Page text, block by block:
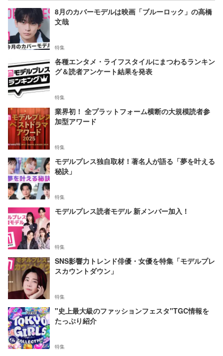
8月のカバーモデルは映画「ブルーロック」の高橋
文哉
特集
各種エンタメ・ライフスタイルにまつわるランキン
グ＆読者アンケート結果を発表
特集
業界初！ 全プラットフォーム横断の大規模読者参
加型アワード
特集
モデルプレス独自取材！著名人が語る「夢を叶える
秘訣」
特集
モデルプレス読者モデル 新メンバー加入！
特集
SNS影響力トレンド俳優・女優を特集「モデルプレ
スカウントダウン」
特集
"史上最大級のファッションフェスタ"TGC情報を
たっぷり紹介
特集